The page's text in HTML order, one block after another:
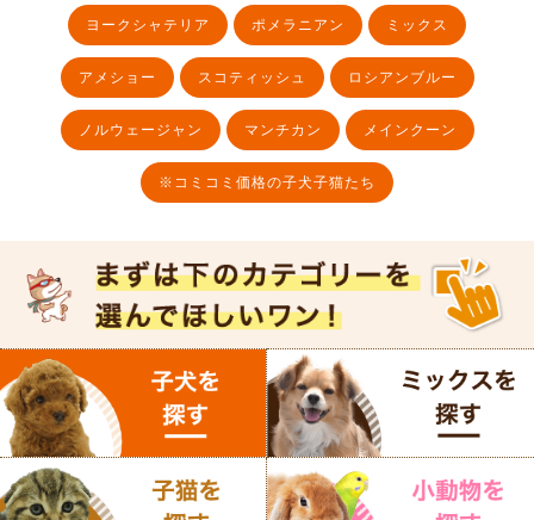
ヨークシャテリア ポメラニアン ミックス
アメショー スコティッシュ ロシアンブルー
ノルウェージャン マンチカン メインクーン
※コミコミ価格の子犬子猫たち